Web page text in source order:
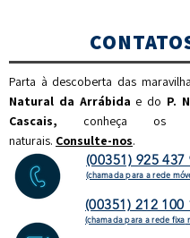
Parta à descoberta das
Natural da Arrábida e do P.
Cascais, conheça os
naturais. Consulte-nos.
(00351) 925 437
(chamada para a rede
(00351) 212 100
(chamada para a rede fixa